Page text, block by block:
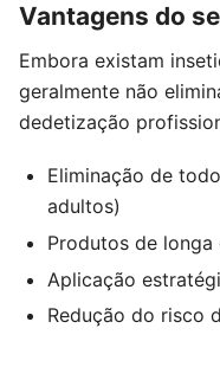
Vantagens do
Embora existam
geralmente não
dedetização
Eliminação de
adultos)
Produtos de
Aplicação
Redução do risco